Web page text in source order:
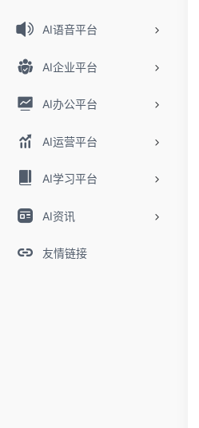
AI语音平台
AI企业平台
AI办公平台
AI运营平台
AI学习平台
AI资讯
友情链接